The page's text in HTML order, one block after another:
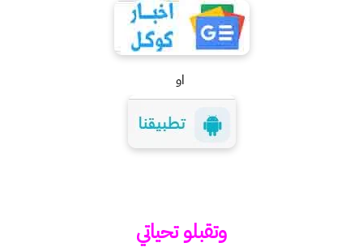
او
وتقبلو تحياتي